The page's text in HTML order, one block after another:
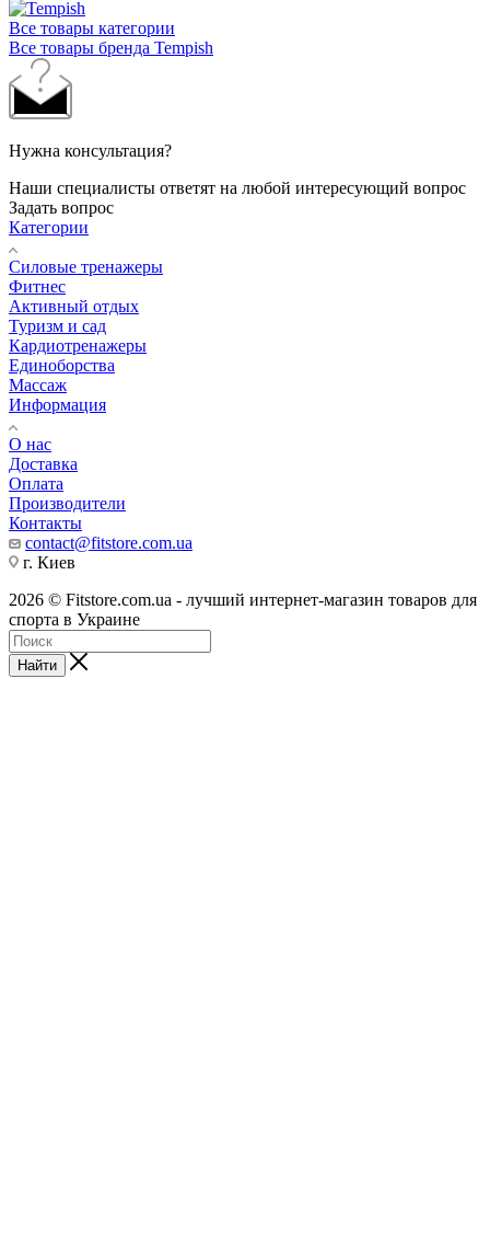
Все товары категории
Все товары бренда Tempish
Нужна консультация?
Наши специалисты ответят на любой интересующий вопрос
Задать вопрос
Категории
Силовые тренажеры
Фитнес
Активный отдых
Туризм и сад
Кардиотренажеры
Единоборства
Массаж
Информация
О нас
Доставка
Оплата
Производители
Контакты
contact@fitstore.com.ua
г. Киев
2026 © Fitstore.com.ua - лучший интернет-магазин товаров для
спорта в Украине
Найти